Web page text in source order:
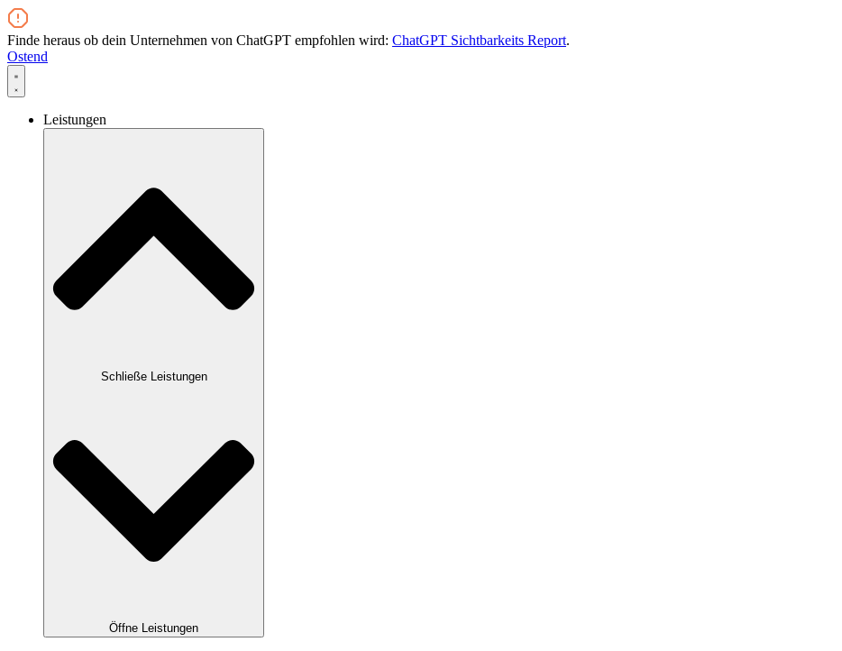
Zum
Inhalt
wechseln
Finde heraus ob dein Unternehmen von ChatGPT empfohlen wird: ChatGPT Sichtbarkeits Report.
Ostend
Leistungen
Schließe Leistungen
Öffne Leistungen